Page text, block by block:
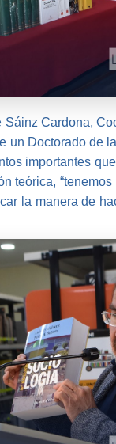
Sáinz Cardona,
un Doctorado de
importantes
teórica,
la manera de